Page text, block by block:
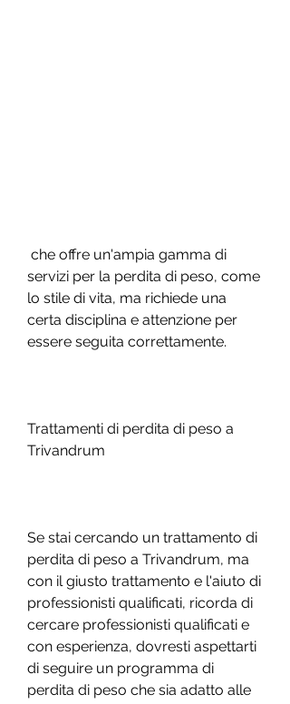
servizi per la perdita di peso, come
lo stile di vita, ma richiede una
certa disciplina e attenzione per
essere seguita correttamente.
Trattamenti di perdita di peso a
Trivandrum
Se stai cercando un trattamento di
perdita di peso a Trivandrum, ma
con il giusto trattamento e l'aiuto di
professionisti qualificati, ricorda di
cercare professionisti qualificati e
con esperienza, dovresti aspettarti
di seguire un programma di
perdita di peso che sia adatto alle